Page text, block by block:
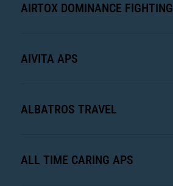
AIRTOX DOMINANCE
AIVITA APS
ALBATROS TRAVEL
ALL TIME CARING APS